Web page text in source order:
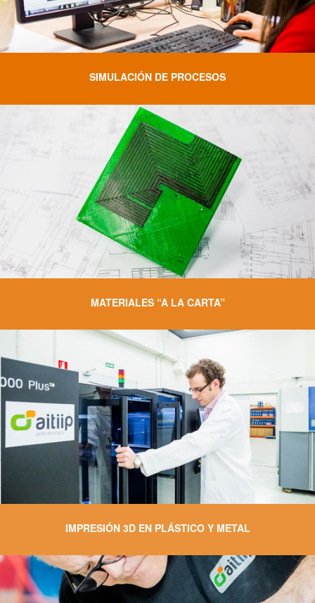
SIMULACIÓN DE PROCESOS
MATERIALES “A LA CARTA”
IMPRESIÓN 3D EN PLÁSTICO Y METAL